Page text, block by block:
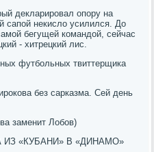
декларировал опору на
сапой некисло усилился. До
бегущей командой, сейчас
- хитрецкий лис.
футбольных твиттерщика
без сарказма. Сей день
заменит Лобов)
ИЗ «КУБАНИ» В «ДИНАМО»